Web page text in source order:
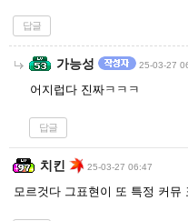
답글
가능성 25-03-27
어지럽다 진짜ㅋㅋㅋ
답글
치킨 25-03-27 06:47
모르것다 그표현이 또 특정 커뮤